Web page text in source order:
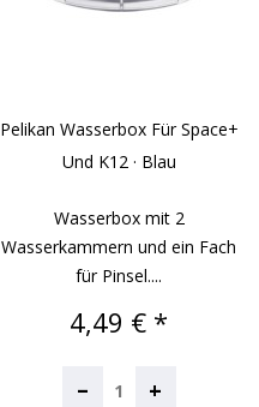
Pelikan Wasserbox Für Space+
Und K12 · Blau
Wasserbox mit 2
Wasserkammern und ein Fach
für Pinsel....
Preis
4,49 € *
– +